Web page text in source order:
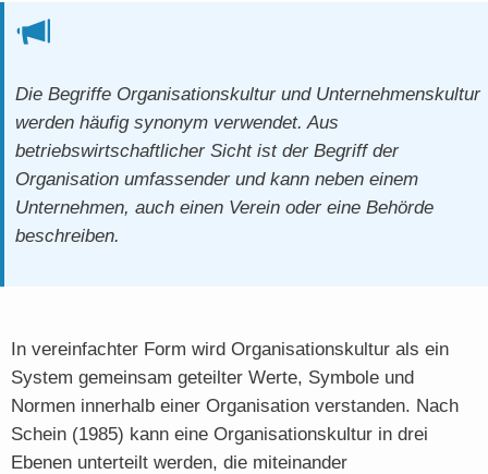
Die Begriffe Organisationskultur und Unternehmenskultur
werden häufig synonym verwendet. Aus
betriebswirtschaftlicher Sicht ist der Begriff der
Organisation umfassender und kann neben einem
Unternehmen, auch einen Verein oder eine Behörde
beschreiben.
In vereinfachter Form wird Organisationskultur als ein
System gemeinsam geteilter Werte, Symbole und
Normen innerhalb einer Organisation verstanden. Nach
Schein (1985) kann eine Organisationskultur in drei
Ebenen unterteilt werden, die miteinander